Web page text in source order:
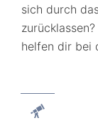
sich durch
helfen dir bei